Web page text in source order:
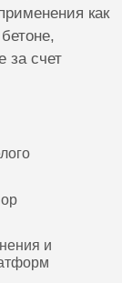
как
за счет
и